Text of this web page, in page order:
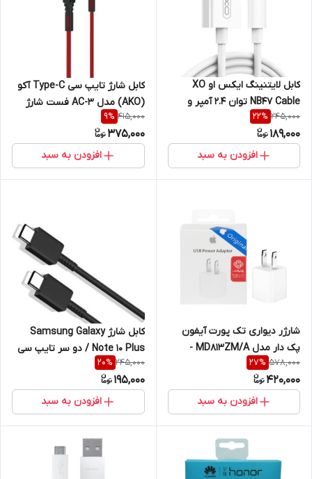
کابل لایتنینگ ایکس او XO
NB47 Cable توان 2.4 آمپر و
طول 1 متر
245,000
22%
189,000
افزودن به سبد
کابل شارژ تایپ سی Type-C آکو
(AKO) مدل AC-3 فست شارژ
همراه با LED مناسب برای شب
415,000
9%
375,000
افزودن به سبد
شارژر دیواری تک پورت آیفون
پک دار مدل MD813ZM/A -
سفید (گارانتی پارتیان پایا)
578,000
27%
420,000
افزودن به سبد
کابل شارژ Samsung Galaxy
Note 10 Plus / دو سر تایپ سی
245,000
20%
195,000
افزودن به سبد